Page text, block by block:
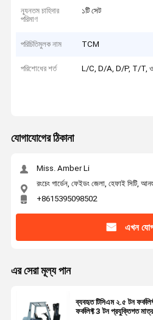
ন্যূনতম চাহিদার
পরিমাণ
১টি সেট
পরিচিতিমুলক নাম TCM
পরিশোধের শর্ত L/C, D/A, D/P, T/T,
যোগাযোগের ঠিকানা
Miss. Amber Li
রংচেং গার্ডেন, ফেইডং জেলা, হেফাই সিটি,
+8615395098502
এখন
এর সেরা মূল্য পান
ব্যবহৃত টিসিএম ২.৫ টন
ফর্কলিফ্ট 3 টন প্রযুক্তিগত